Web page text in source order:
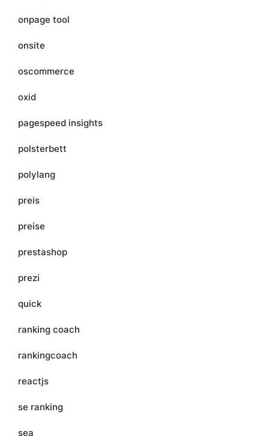
onpage tool
onsite
oscommerce
oxid
pagespeed insights
polsterbett
polylang
preis
preise
prestashop
prezi
quick
ranking coach
rankingcoach
reactjs
se ranking
sea